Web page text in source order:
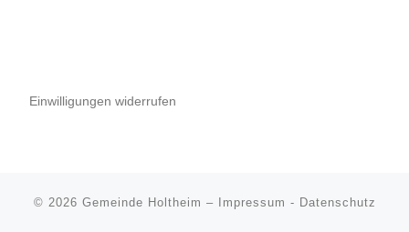
Einwilligungen widerrufen
© 2026 Gemeinde Holtheim – Impressum - Datenschutz